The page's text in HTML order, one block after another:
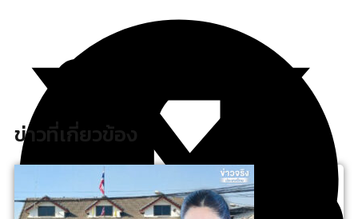
ข่าวที่เกี่ยวข้อง